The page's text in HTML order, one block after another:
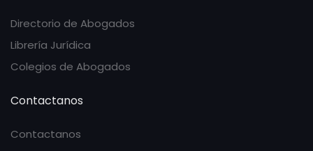
Directorio de Abogados
Librería Jurídica
Colegios de Abogados
Contactanos
Contactanos